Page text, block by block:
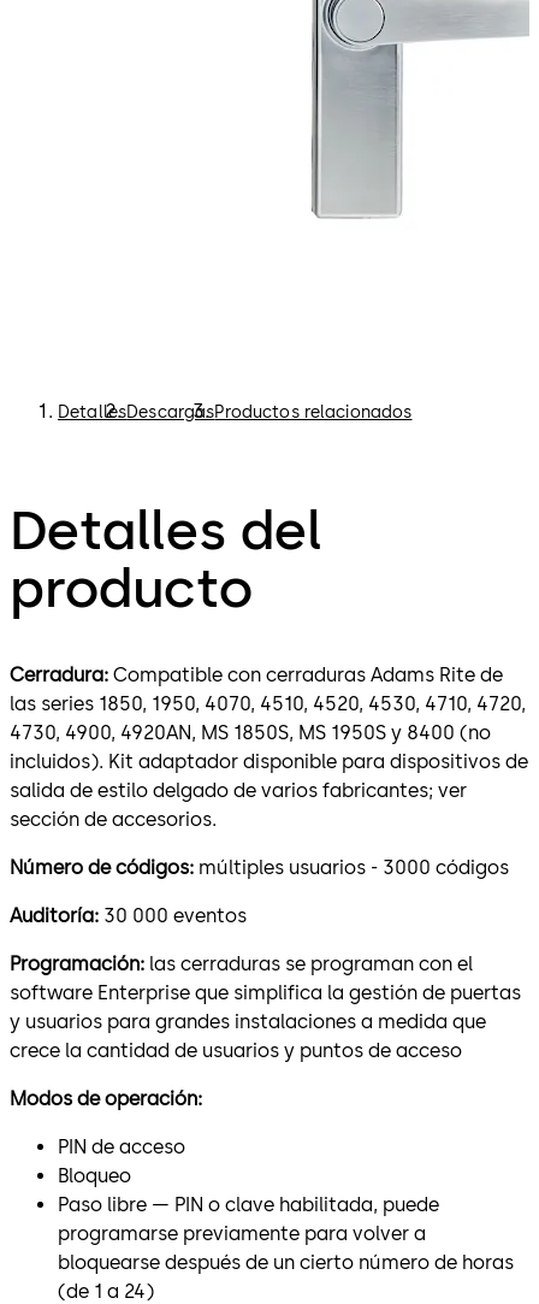
DetallesDescargasProductos relacionados
Detalles del
producto
Cerradura: Compatible con cerraduras Adams Rite de
las series 1850, 1950, 4070, 4510, 4520, 4530, 4710, 4720,
4730, 4900, 4920AN, MS 1850S, MS 1950S y 8400 (no
incluidos). Kit adaptador disponible para dispositivos de
salida de estilo delgado de varios fabricantes; ver
sección de accesorios.
Número de códigos: múltiples usuarios - 3000 códigos
Auditoría: 30 000 eventos
Programación: las cerraduras se programan con el
software Enterprise que simplifica la gestión de puertas
y usuarios para grandes instalaciones a medida que
crece la cantidad de usuarios y puntos de acceso
Modos de operación:
PIN de acceso
Bloqueo
Paso libre — PIN o clave habilitada, puede
programarse previamente para volver a
bloquearse después de un cierto número de horas
(de 1 a 24)